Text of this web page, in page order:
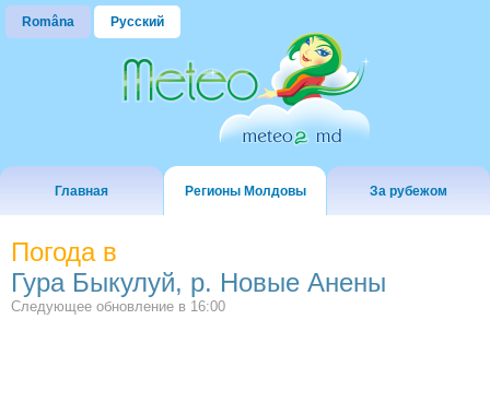
Româna Русский
Главная Регионы Молдовы За рубежом
Погода в
Гура Быкулуй, р. Новые Анены
Следующее обновление в 16:00